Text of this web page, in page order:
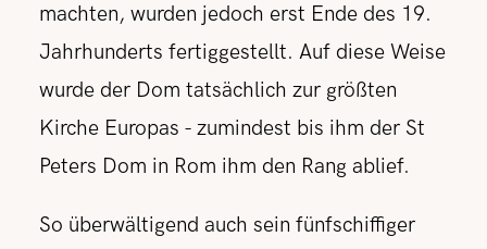
machten, wurden jedoch erst Ende des 19.
Jahrhunderts fertiggestellt. Auf diese Weise
wurde der Dom tatsächlich zur größten
Kirche Europas - zumindest bis ihm der St
Peters Dom in Rom ihm den Rang ablief.
So überwältigend auch sein fünfschiffiger